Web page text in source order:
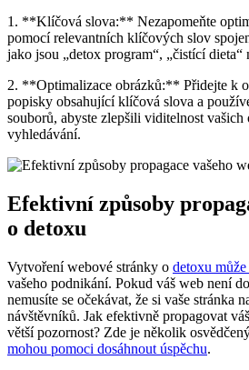
1. **Klíčová slova:** Nezapomeňte
pomocí relevantních klíčových slov
jako jsou „detox program“, „čistící dieta“
2. **Optimalizace obrázků:** Přidejte k
popisky obsahující klíčová slova a
souborů, abyste zlepšili viditelnost
vyhledávání.
Efektivní způsoby
o detoxu
Vytvoření webové stránky o detoxu
vašeho podnikání. Pokud váš web není
nemusíte se očekávat, že si vaše stránka
návštěvníků. Jak efektivně propagovat
větší pozornost? Zde je několik
mohou pomoci dosáhnout úspěchu.